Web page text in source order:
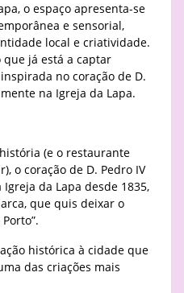
o espaço apresenta-se
e sensorial,
local e criatividade.
que já está a captar
no coração de D.
na Igreja da Lapa.
(e o restaurante
o coração de D. Pedro IV
da Lapa desde 1835,
que quis deixar o
histórica à cidade que
das criações mais